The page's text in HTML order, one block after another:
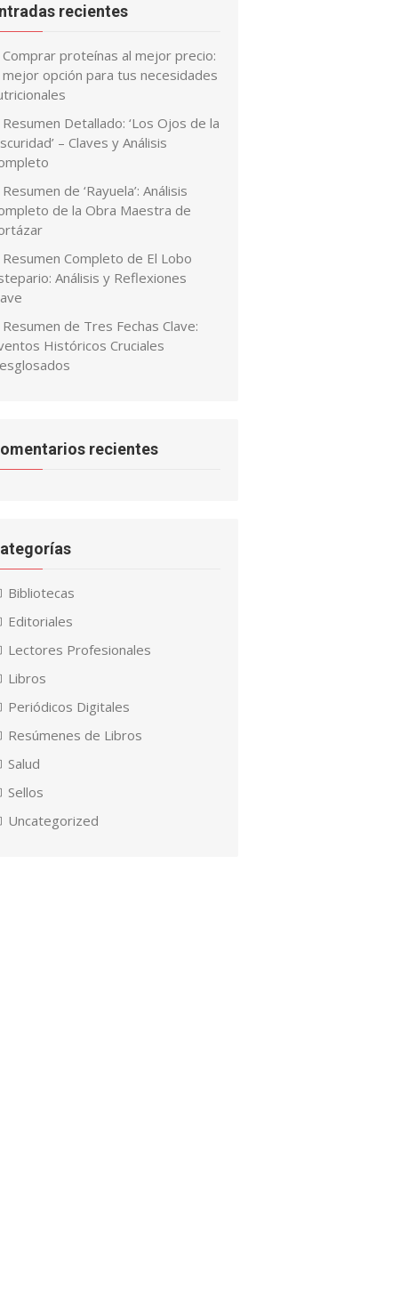
recientes
Comprar proteínas al mejor precio:
mejor opción para tus necesidades
Resumen Detallado: ‘Los Ojos de la
– Claves y Análisis
Resumen de ‘Rayuela’: Análisis
de la Obra Maestra de
Resumen Completo de El Lobo
Análisis y Reflexiones
Resumen de Tres Fechas Clave:
Históricos Cruciales
recientes
Bibliotecas
Editoriales
Lectores Profesionales
Libros
Periódicos Digitales
Resúmenes de Libros
Salud
Sellos
Uncategorized